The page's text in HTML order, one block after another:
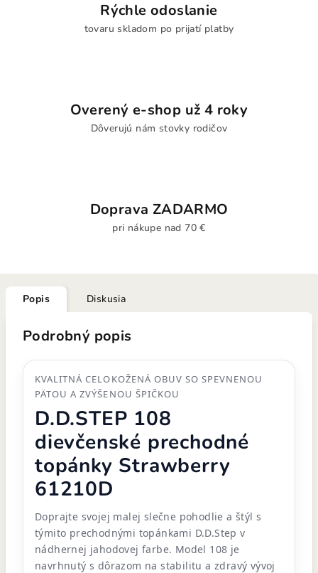
Rýchle odoslanie
tovaru skladom po prijatí platby
Overený e-shop už 4 roky
Dôverujú nám stovky rodičov
Doprava ZADARMO
pri nákupe nad 70 €
Popis Diskusia
Podrobný popis
KVALITNÁ CELOKOŽENÁ OBUV SO SPEVNENOU
PÄTOU A ZVÝŠENOU ŠPIČKOU
D.D.STEP 108
dievčenské prechodné
topánky Strawberry
61210D
Doprajte svojej malej slečne pohodlie a štýl s
týmito prechodnými topánkami D.D.Step v
nádhernej jahodovej farbe. Model 108 je
navrhnutý s dôrazom na stabilitu a zdravý vývoj